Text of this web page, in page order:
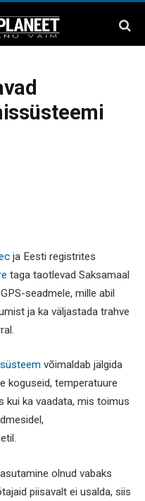
ja Eesti registrites
taga taotlevad Saksamaal
seadmele, mille abil
ja ka väljastada trahve
võimaldab jälgida
koguseid, temperatuure
kui ka vaadata, mis toimus
olnud vabaks
piisavalt ei usalda, siis